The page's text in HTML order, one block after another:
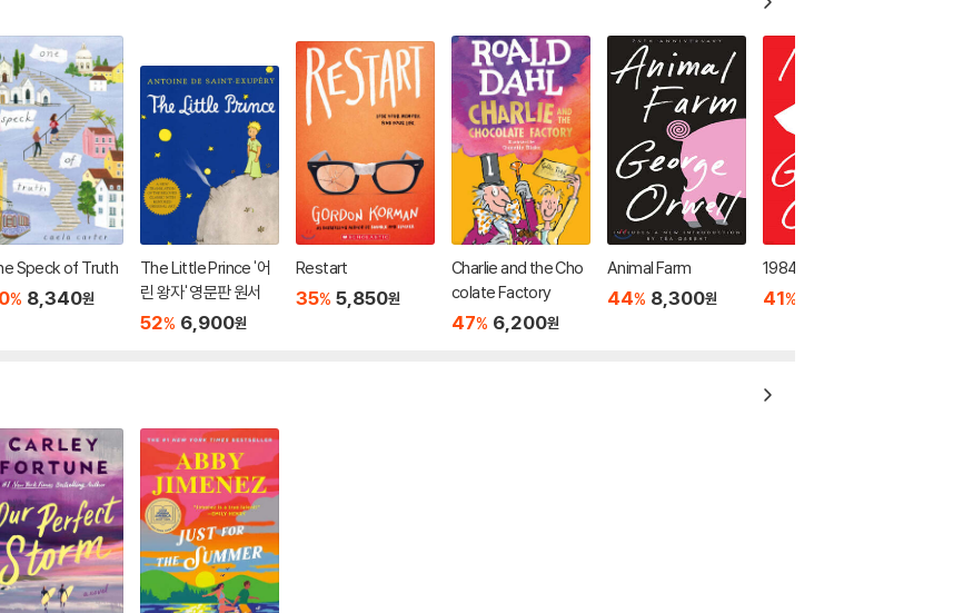
Speck of Truth
% 8,340원
The Little Prince '어
린 왕자' 영문판 원서
52% 6,900원
Restart
35% 5,850원
Charlie and the Cho
colate Factory
47% 6,200원
Animal Farm
44% 8,300원
1984
41%